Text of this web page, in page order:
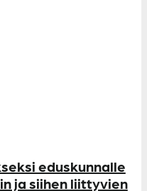
eduskunnalle
ja siihen liittyvien